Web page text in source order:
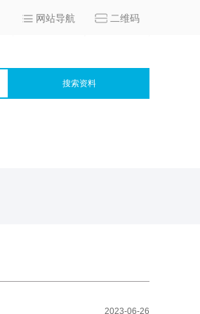
网站导航 二维码
搜索资料
2023-06-26